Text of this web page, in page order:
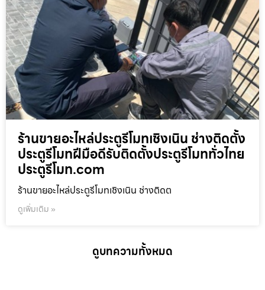
ร้านขายอะไหล่ประตูรีโมทเชิงเนิน ช่างติดตั้ง
ประตูรีโมทฝีมือดีรับติดตั้งประตูรีโมททั่วไทย
ประตูรีโมท.com
ร้านขายอะไหล่ประตูรีโมทเชิงเนิน ช่างติดต
ดูเพิ่มเติม »
ดูบทความทั้งหมด